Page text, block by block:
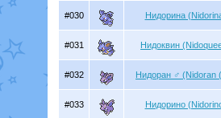
#030 Нидорина
#031 Нидоквин
#032 Нидоран ♂ (Nidoran
#033 Нидорино